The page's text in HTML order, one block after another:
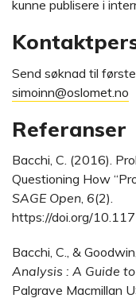
kunne publisere i
Send søknad til
simoinn@oslomet.no
Referanser
Bacchi, C. (2016).
Questioning How
SAGE Open, 6(2).
https://doi.org/
Bacchi, C., &
Analysis : A Guide
Palgrave Macmillan